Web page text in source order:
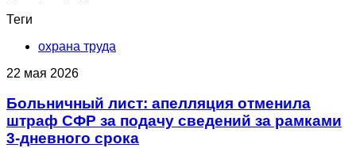
Теги
охрана труда
22 мая 2026
Больничный лист: апелляция отменила
штраф СФР за подачу сведений за рамками
3-дневного срока